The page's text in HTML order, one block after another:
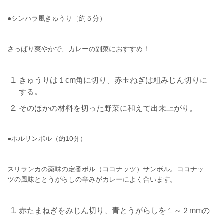
●シンハラ風きゅうり（約５分）
さっぱり爽やかで、カレーの副菜におすすめ！
きゅうりは１cm角に切り、赤玉ねぎは粗みじん切りに
する。
そのほかの材料を切った野菜に和えて出来上がり。
●ポルサンボル（約10分）
スリランカの薬味の定番ポル（ココナッツ）サンボル。ココナッ
ツの風味ととうがらしの辛みがカレーによく合います。
赤たまねぎをみじん切り、青とうがらしを１～２mmの